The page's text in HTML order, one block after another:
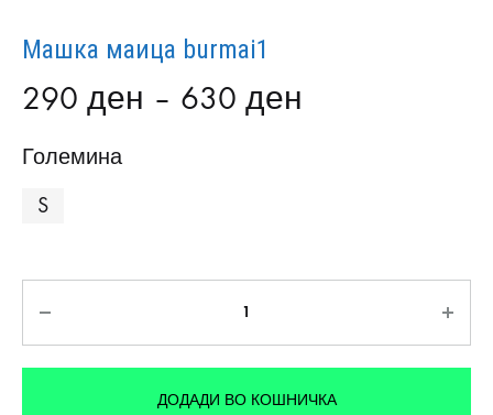
Машка маица burmai1
290 ден – 630 ден
Големина
S
ДОДАДИ ВО КОШНИЧКА